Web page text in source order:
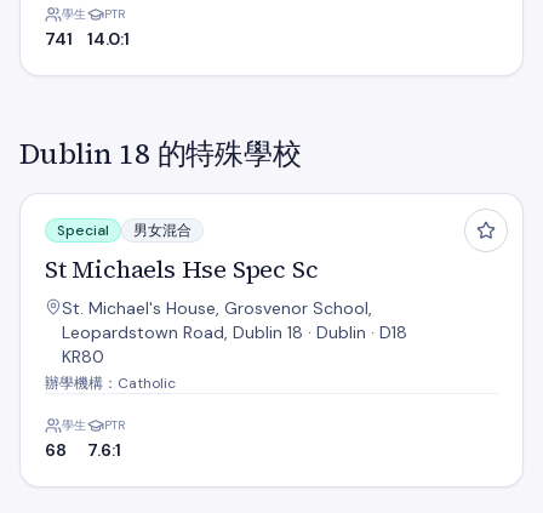
學生
741
PTR
14.0:1
Dublin 18 的特殊學校
St Michaels Hse Spec Sc
Special 男女混合
St Michaels Hse Spec Sc
St. Michael's House, Grosvenor School,
Leopardstown Road, Dublin 18 · Dublin · D18
KR80
辦學機構：Catholic
學生
68
PTR
7.6:1